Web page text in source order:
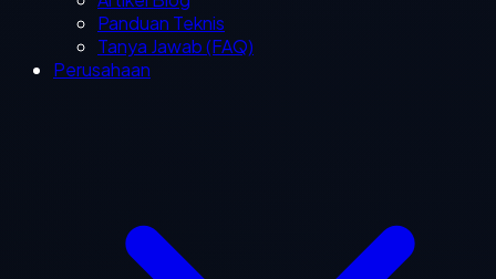
Panduan Teknis
Tanya Jawab (FAQ)
Perusahaan